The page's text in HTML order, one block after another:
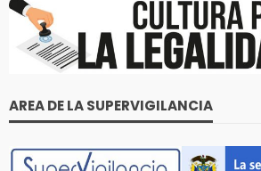
AREA DE LA SUPERVIGILANCIA